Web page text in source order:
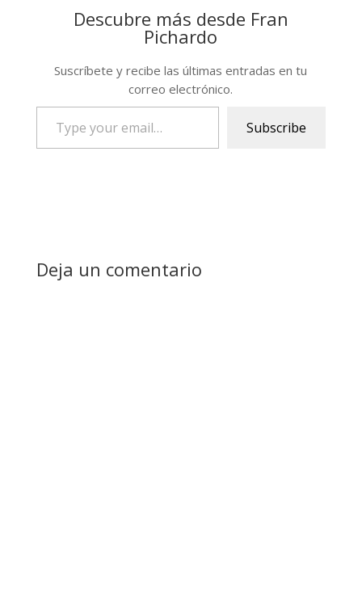
Descubre más desde Fran
Pichardo
Suscríbete y recibe las últimas entradas en tu
correo electrónico.
email…
Subscribe
Deja un comentario